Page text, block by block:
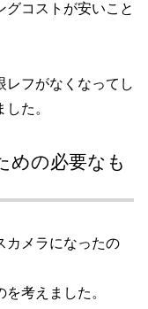
グコストが安いこと
レフがなくなってし
た。
めの必要なも
カメラになったの
考えました。